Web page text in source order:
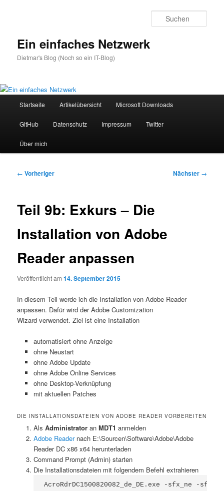
Ein einfaches Netzwerk
Dietmar's Blog (Noch so ein IT-Blog)
Startseite Artikelübersicht Microsoft Downloads
GitHub Datenschutz Impressum Twitter
Über mich
Beitragsnavigation
← Vorheriger Nächster →
Teil 9b: Exkurs – Die
Installation von Adobe
Reader anpassen
Veröffentlicht am14. September 2015
In diesem Teil werde ich die Installation von Adobe Reader
anpassen. Dafür wird der Adobe Customization
Wizard verwendet. Ziel ist eine Installation
automatisiert ohne Anzeige
ohne Neustart
ohne Adobe Update
ohne Adobe Online Services
ohne Desktop-Verknüpfung
mit aktuellen Patches
DIE INSTALLATIONSDATEIEN VON ADOBE READER VORBEREITEN
Als Administratoran MDT1 anmelden
Adobe Readernach E:\Sourcen\Software\Adobe\Adobe
Reader DC x86 x64 herunterladen
Command Prompt (Admin) starten
Die Installationsdateien mit folgendem Befehl extrahieren
AcroRdrDC1500820082_de_DE.exe -sfx_ne -